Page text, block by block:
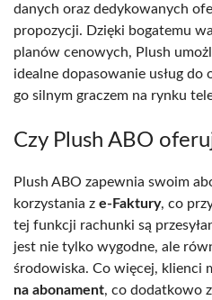
danych oraz dedykowanych
propozycji. Dzięki bogatemu
planów cenowych, Plush
idealne dopasowanie usług
go silnym graczem na rynku
Czy Plush ABO
Plush ABO zapewnia swoim
korzystania z e-Faktury, co
tej funkcji rachunki są
jest nie tylko wygodne, ale
środowiska. Co więcej, klienci
na abonament, co dodatkowo